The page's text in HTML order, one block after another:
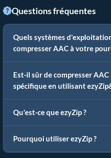
Questions fréquentes
Quels systèmes
compresser AAC à votre
Est-il sûr de compresser
spécifique en utilisant
Qu'est-ce que ezyZip ?
Pourquoi utiliser ezyZip ?